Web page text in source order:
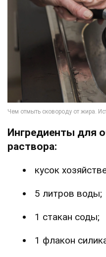
Ингредиенты для
раствора:
кусок
5 литров воды;
1 стакан соды;
1 флакон